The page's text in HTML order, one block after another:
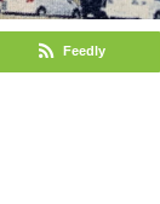
Feedly